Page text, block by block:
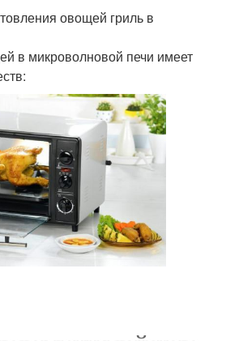
овощей гриль в
в микроволновой печи имеет